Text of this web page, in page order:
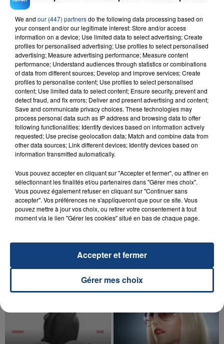
23 juillet 2026
INCENDIE MORTEL À LENS : UNE FEMME ET
SON BÉBÉ ENTRE LA VIE ET LA...
Un homme s'est immolé par le feu après avoir
aspergé sa compagne et leur bébé de trois mois
d'un liquide inflammable.
20 juillet 2026
UNE ADOLESCENTE DEVANT SE FAIRE
OPÉRER DE LA CHEVILLE RESSORT DE LA...
reconnu sa responsabilité et présenté ses
TITRES DIFFUSÉS
We and our (447) partnersdo the following data processing based on
your consent and/or our legitimate interest: Store and/or access
information on a device; Use limited data to select advertising; Create
profiles for personalised advertising; Use profiles to select personalised
advertising; Measure advertising performance; Measure content
performance; Understand audiences through statistics or combinations
of data from different sources; Develop and improve services; Create
profiles to personalise content; Use profiles to select personalised
content; Use limited data to select content; Ensure security, prevent and
detect fraud, and fix errors; Deliver and present advertising and content;
Save and communicate privacy choices. These technologies may
process personal data such as IP address and browsing data to offer
following functionalities: Identify devices based on information actively
requested; Use precise geolocation data; Match and combine data from
other data sources; Link different devices; Identify devices based on
information transmitted automatically.
Vous pouvez accepter en cliquant sur "Accepter et fermer", ou affiner en
sélectionnant les finalités et/ou partenaires dans "Gérer mes choix".
Vous pouvez également refuser en cliquant sur "Continuer sans
accepter". Vos préférences ne s'appliqueront que pour ce site. Vous
pouvez mettre à jour vos choix, ou retirer votre consentement à tout
moment via le lien "Gérer les cookies" situé en bas de chaque page.
Gérer mes choix
Accepter et fermer